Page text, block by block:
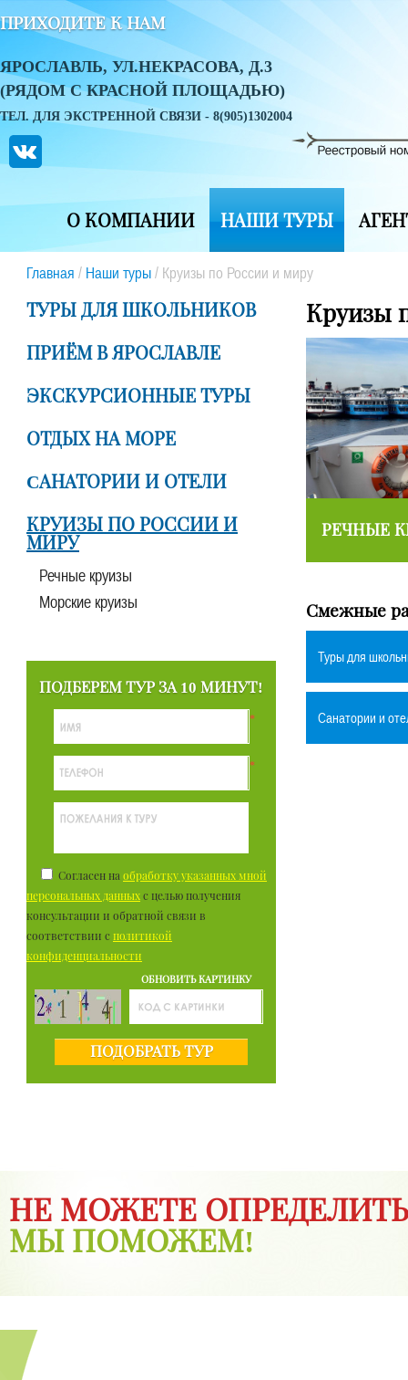
ПРИХОДИТЕ К НАМ
ЯРОСЛАВЛЬ, УЛ.НЕКРАСОВА, Д.3
(РЯДОМ С КРАСНОЙ ПЛОЩАДЬЮ)
ТЕЛ. ДЛЯ ЭКСТРЕННОЙ СВЯЗИ - 8(905)1302004
О КОМПАНИИ НАШИ ТУРЫ
Главная / Наши туры / Круизы по России и миру
ТУРЫ ДЛЯ ШКОЛЬНИКОВ
ПРИЁМ В ЯРОСЛАВЛЕ
ЭКСКУРСИОННЫЕ ТУРЫ
ОТДЫХ НА МОРЕ
CАНАТОРИИ И ОТЕЛИ
КРУИЗЫ ПО РОССИИ И
МИРУ
Речные круизы
Морские круизы
ПОДБЕРЕМ ТУР ЗА 10 МИНУТ!
*
*
Согласен на обработку указанных мной
персональных данных с целью получения
консультации и обратной связи в
соответствии с политикой
конфиденциальности
ОБНОВИТЬ КАРТИНКУ
ПОДОБРАТЬ ТУР
Круизы
РЕЧНЫЕ
Смежные
Туры для
Cанатории и
НЕ МОЖЕТЕ
МЫ ПОМОЖЕМ!